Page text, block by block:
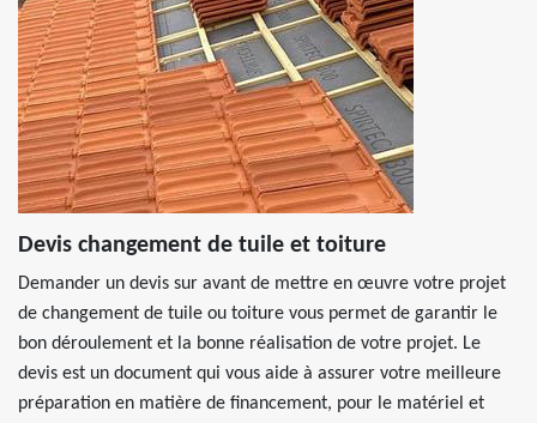
Devis changement de tuile et toiture
Demander un devis sur avant de mettre en œuvre votre projet
de changement de tuile ou toiture vous permet de garantir le
bon déroulement et la bonne réalisation de votre projet. Le
devis est un document qui vous aide à assurer votre meilleure
préparation en matière de financement, pour le matériel et